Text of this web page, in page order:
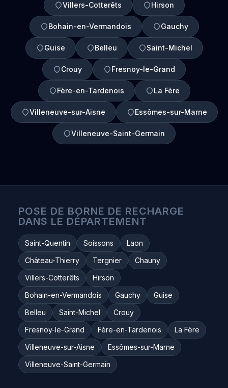
Villers-Cotterêts Hirson
Bohain-en-Vermandois Gauchy
Guise Belleu Saint-Michel
Crouy Fresnoy-le-Grand
Fère-en-Tardenois La Fère
Villeneuve-sur-Aisne Essômes-sur-Marne
Villeneuve-Saint-Germain
POSE DE BORNE DE RECHARGE
DANS LE DÉPARTEMENT
Saint-Quentin Soissons
Laon
Château-Thierry
Tergnier
Chauny
Villers-Cotterêts
Hirson
Bohain-en-Vermandois
Gauchy
Guise
Belleu
Saint-Michel
Crouy
Fresnoy-le-Grand
Fère-en-Tardenois
La Fère
Villeneuve-sur-Aisne
Essômes-sur-Marne
Villeneuve-Saint-Germain